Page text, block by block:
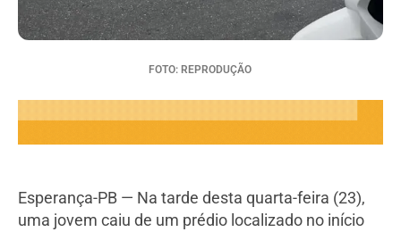
FOTO: REPRODUÇÃO
Esperança-PB — Na tarde desta quarta-feira (23),
uma jovem caiu de um prédio localizado no início